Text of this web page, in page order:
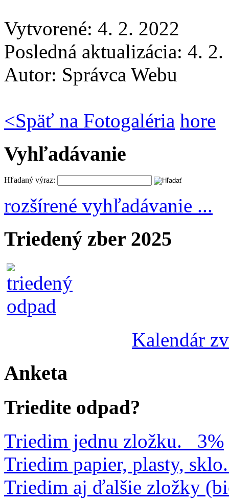
Vytvorené: 4. 2. 2022
Posledná aktualizácia: 4.
Autor: Správca Webu
<Späť na Fotogaléria hore
Vyhľadávanie
Hľadaný výraz:
rozšírené vyhľadávanie ...
Triedený zber 2025
Kalendár
Anketa
Triedite odpad?
Triedim jednu zložku.
3%
Triedim papier, plasty, sklo.
Triedim aj ďalšie zložky